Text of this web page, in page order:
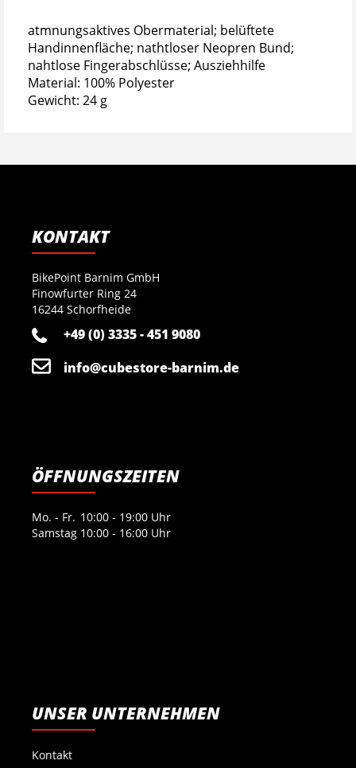
atmnungsaktives Obermaterial; belüftete
Handinnenfläche; nathtloser Neopren Bund;
nahtlose Fingerabschlüsse; Ausziehhilfe
Material: 100% Polyester
Gewicht: 24 g
KONTAKT
BikePoint Barnim GmbH
Finowfurter Ring 24
16244 Schorfheide
+49 (0) 3335 - 451 9080
info@cubestore-barnim.de
ÖFFNUNGSZEITEN
Mo. - Fr. 10:00 - 19:00 Uhr
Samstag 10:00 - 16:00 Uhr
UNSER UNTERNEHMEN
Kontakt